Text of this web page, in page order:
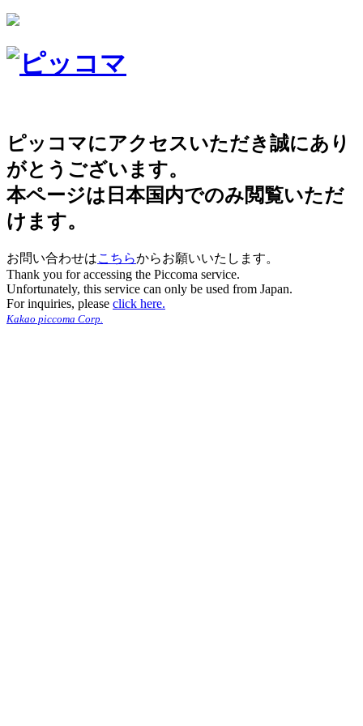
ピッコマにアクセスいただき誠にあり
がとうございます。
本ページは日本国内でのみ閲覧いただ
けます。
お問い合わせはこちらからお願いいたします。
Thank you for accessing the Piccoma service.
Unfortunately, this service can only be used from Japan.
For inquiries, please click here.
Kakao piccoma Corp.